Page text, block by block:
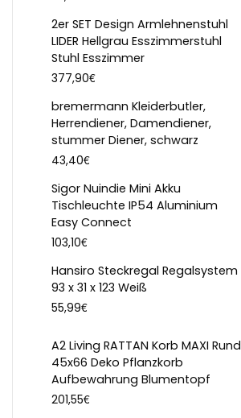
2er SET Design Armlehnenstuhl
LIDER Hellgrau Esszimmerstuhl
Stuhl Esszimmer
377,90€
bremermann Kleiderbutler,
Herrendiener, Damendiener,
stummer Diener, schwarz
43,40€
Sigor Nuindie Mini Akku
Tischleuchte IP54 Aluminium
Easy Connect
103,10€
Hansiro Steckregal Regalsystem
93 x 31 x 123 Weiß
55,99€
A2 Living RATTAN Korb MAXI Rund
45x66 Deko Pflanzkorb
Aufbewahrung Blumentopf
201,55€